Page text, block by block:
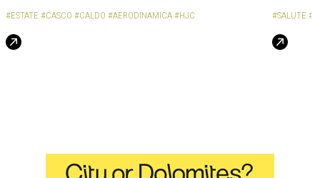
#ESTATE #CASCO #CALDO #AERODINAMICA #HJC #SALUTE